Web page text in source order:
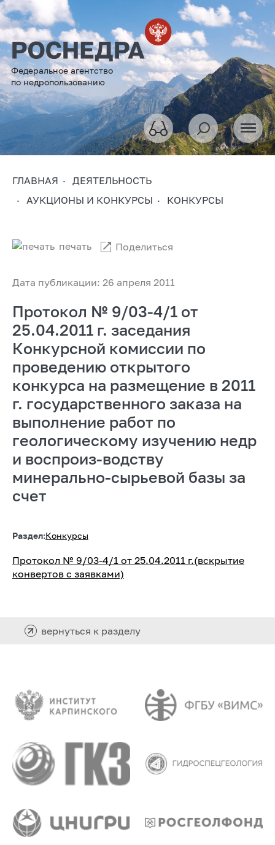
Федеральное агентство
по недропользованию
ГЛАВНАЯ
ДЕЯТЕЛЬНОСТЬ
АУКЦИОНЫ И КОНКУРСЫ
КОНКУРСЫ
Дата публикации: 26 апреля 2011
печать Поделиться
Протокол № 9/03-4/1 от
25.04.2011 г. заседания
Конкурсной комиссии по
проведению открытого
конкурса на размещение в 2011
г. государственного заказа на
выполнение работ по
геологическому изучению недр
и воспроиз-водству
минерально-сырьевой базы за
счет
Раздел:Конкурсы
Протокол № 9/03-4/1 от 25.04.2011 г.(вскрытие
конвертов с заявками)
вернуться к разделу